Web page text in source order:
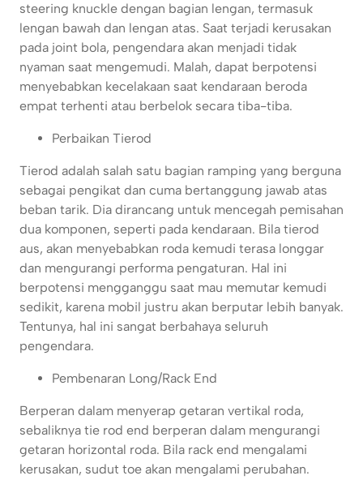
steering knuckle dengan bagian lengan, termasuk
lengan bawah dan lengan atas. Saat terjadi kerusakan
pada joint bola, pengendara akan menjadi tidak
nyaman saat mengemudi. Malah, dapat berpotensi
menyebabkan kecelakaan saat kendaraan beroda
empat terhenti atau berbelok secara tiba-tiba.
Perbaikan Tierod
Tierod adalah salah satu bagian ramping yang berguna
sebagai pengikat dan cuma bertanggung jawab atas
beban tarik. Dia dirancang untuk mencegah pemisahan
dua komponen, seperti pada kendaraan. Bila tierod
aus, akan menyebabkan roda kemudi terasa longgar
dan mengurangi performa pengaturan. Hal ini
berpotensi mengganggu saat mau memutar kemudi
sedikit, karena mobil justru akan berputar lebih banyak.
Tentunya, hal ini sangat berbahaya seluruh
pengendara.
Pembenaran Long/Rack End
Berperan dalam menyerap getaran vertikal roda,
sebaliknya tie rod end berperan dalam mengurangi
getaran horizontal roda. Bila rack end mengalami
kerusakan, sudut toe akan mengalami perubahan.